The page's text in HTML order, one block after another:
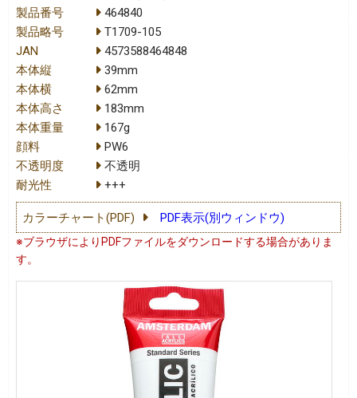
製品番号
464840
製品略号
T1709-105
JAN
4573588464848
本体縦
39mm
本体横
62mm
本体高さ
183mm
本体重量
167g
顔料
PW6
不透明度
不透明
耐光性
+++
カラーチャート(PDF) PDF表示(別ウィンドウ)
※ブラウザによりPDFファイルをダウンロードする場合がありま
す。